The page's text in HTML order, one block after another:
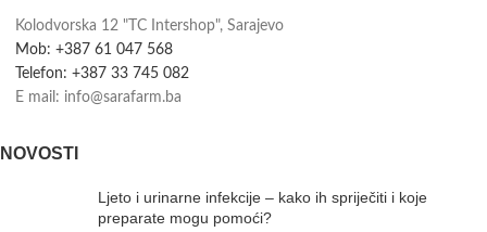
Kolodvorska 12 "TC Intershop", Sarajevo
Mob: +387 61 047 568
Telefon: +387 33 745 082
E mail: info@sarafarm.ba
NOVOSTI
Ljeto i urinarne infekcije – kako ih spriječiti i koje
preparate mogu pomoći?